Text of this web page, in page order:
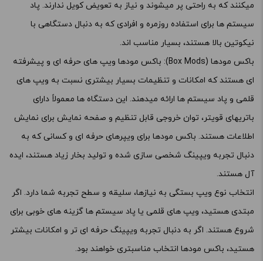
میکنند که به راحتی پر میشوند و نیاز به تعویض کویل ندارند. پاد
سیستم ها برای استفاده روزمره و افرادی که به دنبال دستگاهی با
نیکوتین بالا هستند، بسیار مناسب اند.
باکس مودها (Box Mods): باکس مودها ویپ های حرفه ای و پیشرفته
ای هستند که امکانات و تنظیمات بسیار بیشتری نسبت به ویپ های
قلمی و پاد سیستم ها ارائه میدهند. این دستگاه ها معمولاً دارای
باتریهای قویتر، توان خروجی قابل تنظیم و صفحه نمایش برای نمایش
اطلاعات هستند. باکس مودها برای ویپرهای حرفه ای و کسانی که به
دنبال تجربه ویپینگ شخصی سازی شده و تولید بخار زیاد هستند، ایده
آل هستند.
انتخاب نوع ویپ بستگی به نیازها، سلیقه و سطح تجربه شما دارد. اگر
مبتدی هستید، ویپ های قلمی یا پاد سیستم ها گزینه های خوبی برای
شروع هستند. اگر به دنبال تجربه ویپینگ حرفه ای تر و امکانات بیشتر
هستید، باکس مودها انتخاب مناسبتری خواهند بود.